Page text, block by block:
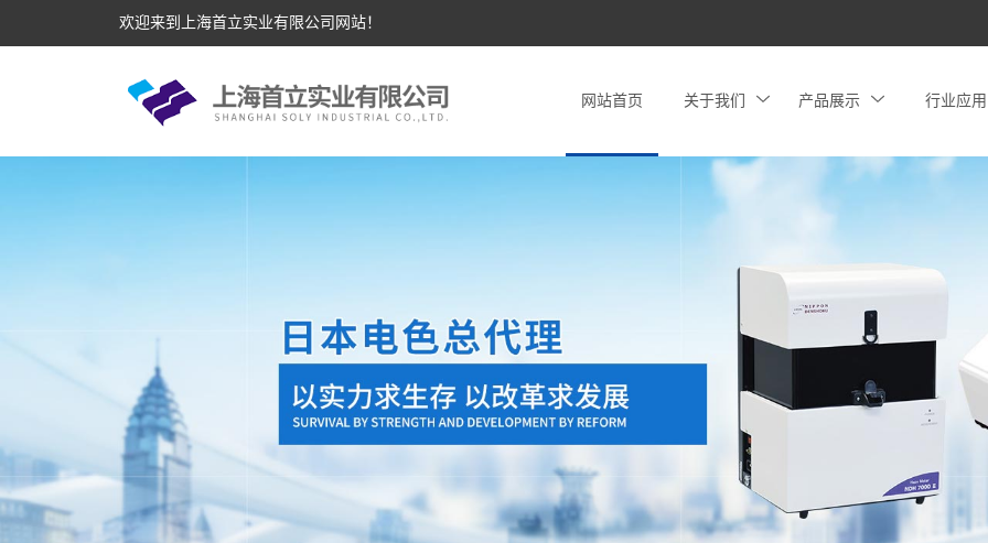
欢迎来到上海首立实业有限公司网站！
网站首页 关于我们 产品展示 行业应用